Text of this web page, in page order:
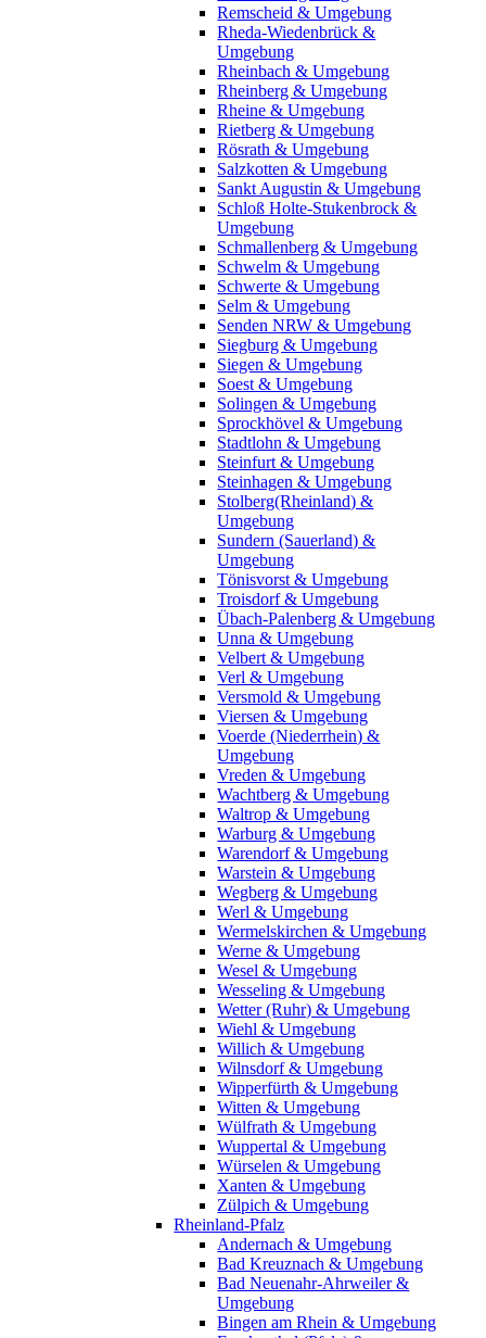
Remscheid & Umgebung
Rheda-Wiedenbrück &
Umgebung
Rheinbach & Umgebung
Rheinberg & Umgebung
Rheine & Umgebung
Rietberg & Umgebung
Rösrath & Umgebung
Salzkotten & Umgebung
Sankt Augustin & Umgebung
Schloß Holte-Stukenbrock &
Umgebung
Schmallenberg & Umgebung
Schwelm & Umgebung
Schwerte & Umgebung
Selm & Umgebung
Senden NRW & Umgebung
Siegburg & Umgebung
Siegen & Umgebung
Soest & Umgebung
Solingen & Umgebung
Sprockhövel & Umgebung
Stadtlohn & Umgebung
Steinfurt & Umgebung
Steinhagen & Umgebung
Stolberg(Rheinland) &
Umgebung
Sundern (Sauerland) &
Umgebung
Tönisvorst & Umgebung
Troisdorf & Umgebung
Übach-Palenberg & Umgebung
Unna & Umgebung
Velbert & Umgebung
Verl & Umgebung
Versmold & Umgebung
Viersen & Umgebung
Voerde (Niederrhein) &
Umgebung
Vreden & Umgebung
Wachtberg & Umgebung
Waltrop & Umgebung
Warburg & Umgebung
Warendorf & Umgebung
Warstein & Umgebung
Wegberg & Umgebung
Werl & Umgebung
Wermelskirchen & Umgebung
Werne & Umgebung
Wesel & Umgebung
Wesseling & Umgebung
Wetter (Ruhr) & Umgebung
Wiehl & Umgebung
Willich & Umgebung
Wilnsdorf & Umgebung
Wipperfürth & Umgebung
Witten & Umgebung
Wülfrath & Umgebung
Wuppertal & Umgebung
Würselen & Umgebung
Xanten & Umgebung
Zülpich & Umgebung
Rheinland-Pfalz
Andernach & Umgebung
Bad Kreuznach & Umgebung
Bad Neuenahr-Ahrweiler &
Umgebung
Bingen am Rhein & Umgebung